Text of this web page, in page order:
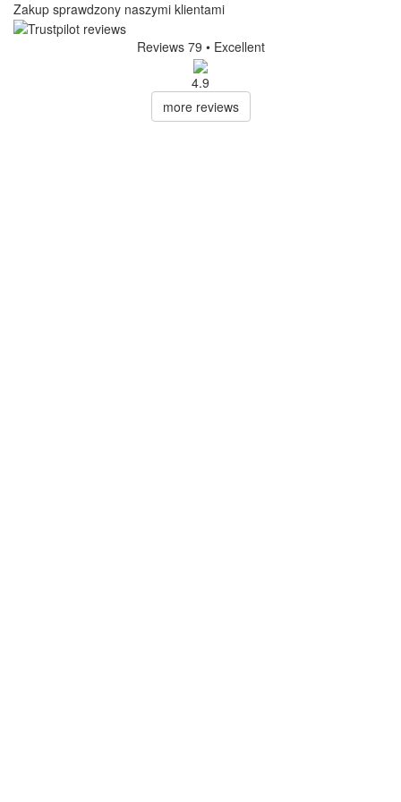
Zakup sprawdzony naszymi klientami
Reviews 79 • Excellent
4.9
more reviews